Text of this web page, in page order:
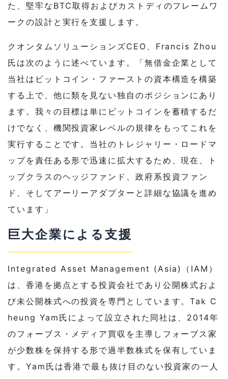
た、堅牢なBTC取得およびカストディのフレームワ
ークの設計と実行を支援します。
クオンタムソリューションズCEO、Francis Zhou
氏は次のように述べています。「無借金企業として
当社はビットコイン・ファーストの資本構造を構築
する上で、他に類を見ない独自のポジションにあり
ます。我々の目標は単にビットコインを蓄積するだ
けでなく、機関投資家レベルの規律をもってこれを
実行することです。当社のトレジャリー・ロードマ
ップを責任ある形で迅速に拡大するため、現在、ト
ップクラスのヘッジファンド、政府系投資ファン
ド、そしてアーリーアダプターと詳細な協議を進め
ています」
巨大企業による支援
Integrated Asset Management (Asia)（IAM）
は、香港を拠点とする投資会社であり公開株式およ
び未公開株式への投資を専門としています。Tak C
heung Yam氏によって設立された同社は、2014年
のフォーブス・メディア買収を主導しフォーブス家
が少数株を保持する形で過半数株式を保有していま
す。Yam氏は香港で最も抜け目のない投資家の一人